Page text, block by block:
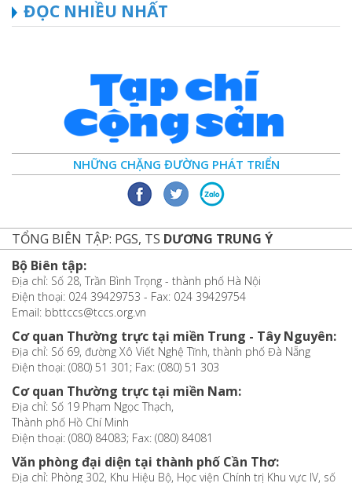
ĐỌC NHIỀU NHẤT
NHỮNG CHẶNG ĐƯỜNG PHÁT TRIỂN
TỔNG BIÊN TẬP: PGS, TS DƯƠNG TRUNG Ý
Bộ Biên tập:
Địa chỉ: Số 28, Trần Bình Trọng - thành phố Hà Nội
Điện thoại: 024 39429753 - Fax: 024 39429754
Email: bbttccs@tccs.org.vn
Cơ quan Thường trực tại miền Trung - Tây Nguyên:
Địa chỉ: Số 69, đường Xô Viết Nghệ Tĩnh, thành phố Đà Nẵng
Điện thoại: (080) 51 301; Fax: (080) 51 303
Cơ quan Thường trực tại miền Nam:
Địa chỉ: Số 19 Phạm Ngọc Thạch,
Thành phố Hồ Chí Minh
Điện thoại: (080) 84083; Fax: (080) 84081
Văn phòng đại diện tại thành phố Cần Thơ:
Địa chỉ: Phòng 302, Khu Hiệu Bộ, Học viện Chính trị Khu vực IV, số